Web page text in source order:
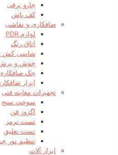
جارو برقی
کف پاش
صافکاری و نقاشی
لوازم PDR
اتاق رنگ
شاسی کش
جوش و
جک
ابزار
تجهیزات معاینه فنی
سوخت سنج
اگزوز فن
تست ترمز
تست تعلیق
تنظیم نور
ابزار آلات